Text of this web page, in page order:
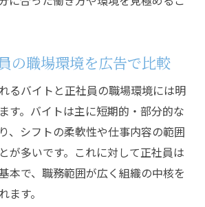
バイト求人の環境で異なる魅力
が示すバイトと正社員の働き方の
と正社員採用の環境的メリット
重視すべき求人環境の捉え方
る採用環境の要点を解説
の職場環境を広告で比較
るバイトと正社員の職場環境には明
す。バイトは主に短期的・部分的な
、シフトの柔軟性や仕事内容の範囲
が多いです。これに対して正社員は
本で、職務範囲が広く組織の中核を
ます。